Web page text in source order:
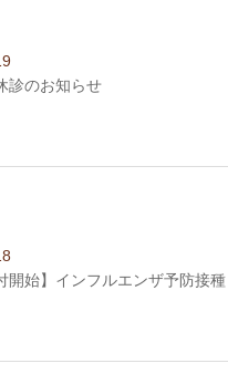
診のお知らせ
開始】インフルエンザ予防接種